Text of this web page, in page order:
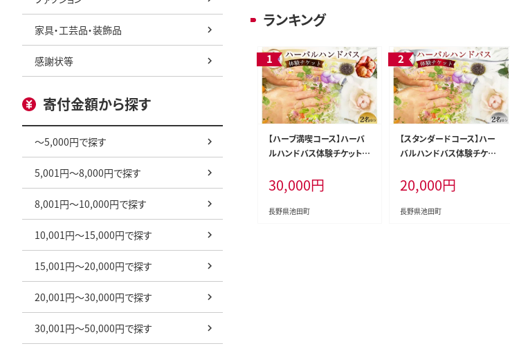
家具・工芸品・装飾品
感謝状等
寄付金額から探す
～5,000円で探す
5,001円～8,000円で探す
8,001円～10,000円で探す
10,001円～15,000円で探す
15,001円～20,000円で探す
20,001円～30,000円で探す
30,001円～50,000円で探す
ランキング
【ハーブ満喫コース】ハーバ
ルハンドバス体験チケット（2
アトレーナーの会 みちくさ
長野県 池田町 48110079]
30,000円
長野県池田町
【スタンダードコース】ハー
バルハンドバス体験チケット
ケアトレーナーの会 みちくさ
長野県 池田町 48110080]
20,000円
長野県池田町